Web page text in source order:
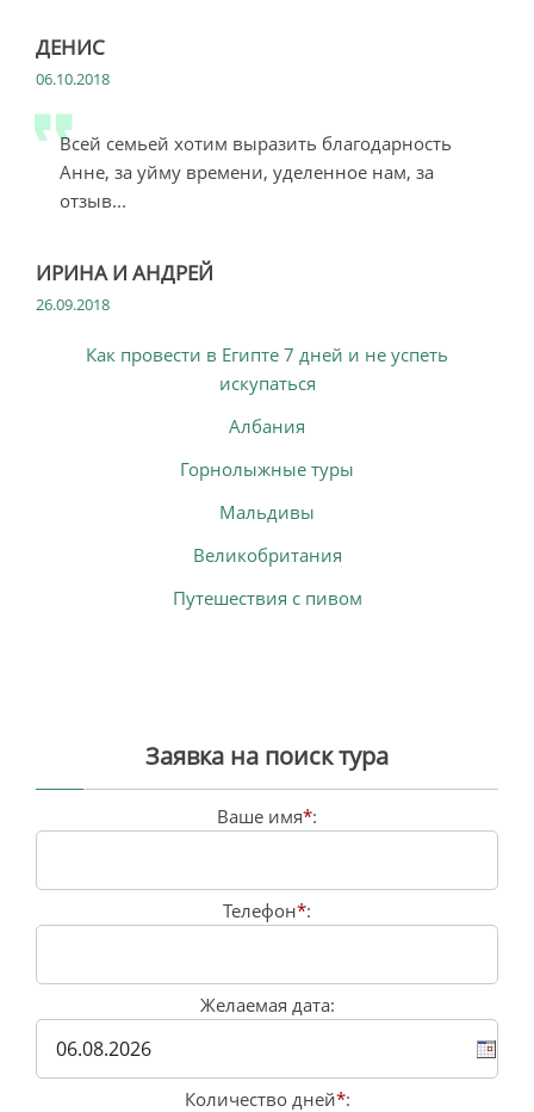
ДЕНИС
06.10.2018
Всей семьей хотим выразить благодарность
Анне, за уйму времени, уделенное нам, за
отзыв...
ИРИНА И АНДРЕЙ
26.09.2018
Как провести в Египте 7 дней и не успеть
искупаться
Албания
Горнолыжные туры
Мальдивы
Великобритания
Путешествия с пивом
Заявка на поиск тура
Ваше имя*:
Телефон*:
Желаемая дата:
Количество дней*: